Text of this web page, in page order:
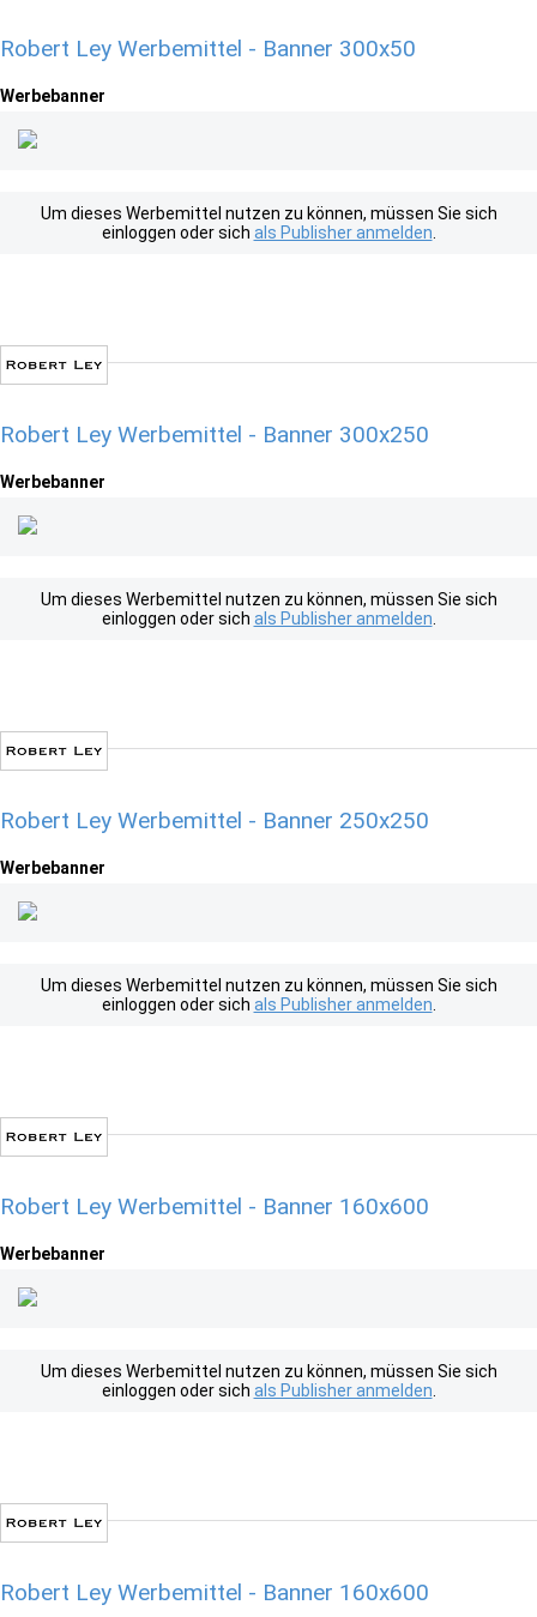
Robert Ley Werbemittel - Banner 300x50
Werbebanner
Um dieses Werbemittel nutzen zu können, müssen Sie sich
einloggen oder sich als Publisher anmelden
Robert Ley Werbemittel - Banner 300x250
Werbebanner
Um dieses Werbemittel nutzen zu können, müssen Sie sich
einloggen oder sich als Publisher anmelden
Robert Ley Werbemittel - Banner 250x250
Werbebanner
Um dieses Werbemittel nutzen zu können, müssen Sie sich
einloggen oder sich als Publisher anmelden
Robert Ley Werbemittel - Banner 160x600
Werbebanner
Um dieses Werbemittel nutzen zu können, müssen Sie sich
einloggen oder sich als Publisher anmelden
Robert Ley Werbemittel - Banner 160x600